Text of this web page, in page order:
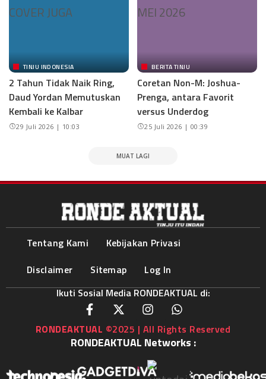
TINJU INDONESIA
2 Tahun Tidak Naik Ring,
Daud Yordan Memutuskan
Kembali ke Kalbar
29 Juli 2026 | 10:03
BERITA TINJU
Coretan Non-M: Joshua-
Prenga, antara Favorit
versus Underdog
25 Juli 2026 | 00:39
MUAT LAGI
Tentang Kami
Kebijakan Privasi
Disclaimer
Sitemap
Log In
Ikuti Sosial Media RONDEAKTUAL di:
RONDEAKTUAL ©2025 | All Rights Reserved
RONDEAKTUAL Networks :